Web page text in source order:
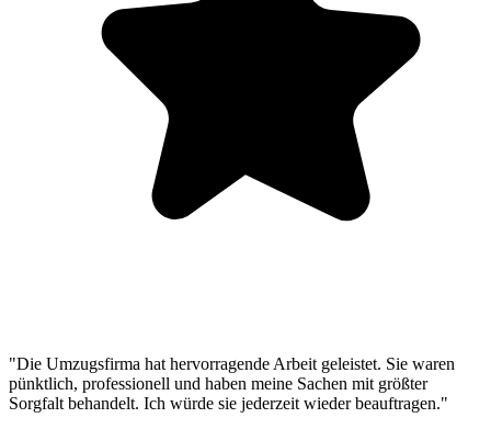
"Die Umzugsfirma hat hervorragende Arbeit geleistet. Sie waren
pünktlich, professionell und haben meine Sachen mit größter
Sorgfalt behandelt. Ich würde sie jederzeit wieder beauftragen."